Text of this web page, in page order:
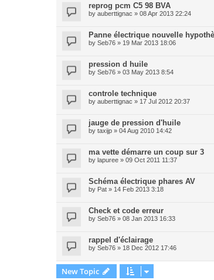
reprog pcm C5 98 BVA
by auberttignac » 08 Apr 2013 22:24
Panne électrique nouvelle
by Seb76 » 19 Mar 2013 18:06
pression d huile
by Seb76 » 03 May 2013 8:54
controle technique
by auberttignac » 17 Jul 2012 20:37
jauge de pression d'huile
by taxijp » 04 Aug 2010 14:42
ma vette démarre un coup sur 3
by lapuree » 09 Oct 2011 11:37
Schéma électrique phares AV
by Pat » 14 Feb 2013 3:18
Check et code erreur
by Seb76 » 08 Jan 2013 16:33
rappel d'éclairage
by Seb76 » 18 Dec 2012 17:46
New Topic